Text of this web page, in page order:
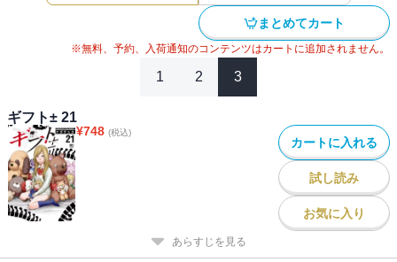
まとめてカート
※無料、予約、入荷通知のコンテンツはカートに追加されません。
1 2 3
ギフト± 21
¥748 (税込)
カートに入れる
試し読み
お気に入り
あらすじを見る